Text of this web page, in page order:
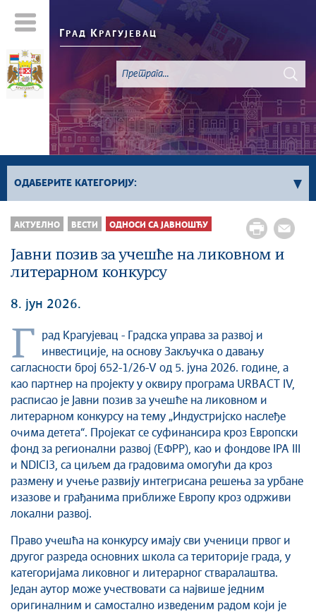
Г РАД К РАГУЈЕВАЦ
ОДАБЕРИТЕ КАТЕГОРИЈУ:
Све вести
Сервисне Информације
Генерално
Односи са јавношћу
Здравство
Социјална заштита
Спорт
Седнице Градског већа
Седнице Скупштине
Туризам
Крагујевац - Град у парку
Екологија
Млади у локалној самоуправи
НВО
Међународна сарадња
Позив за медије
Избори
Октобарске свечаности
АКТУЕЛНО ВЕСТИ ОДНОСИ СА ЈАВНОШЋУ
Јавни позив за учешће на ликовном и
литерарном конкурсу
8. јун 2026.
Г
рад Крагујевац - Градска управа за развој и
инвестиције, на основу Закључка о давању
сагласности број 652-1/26-V од 5. јуна 2026. године, а
као партнер на пројекту у оквиру програма URBACT IV,
расписао је Јавни позив за учешће на ликовном и
литерарном конкурсу на тему „Индустријско наслеђе
очима детета“. Пројекат се суфинансира кроз Европски
фонд за регионални развој (ЕФРР), као и фондове IPA III
и NDICI3, са циљем да градовима омогући да кроз
размену и учење развију интегрисана решења за урбане
изазове и грађанима приближе Европу кроз одрживи
локални развој.
Право учешћа на конкурсу имају сви ученици првог и
другог разреда основних школа са територије града, у
категоријама ликовног и литерарног стваралаштва.
Један аутор може учествовати са највише једним
оригиналним и самостално изведеним радом који је